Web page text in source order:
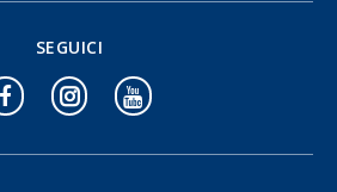
SEGUICI